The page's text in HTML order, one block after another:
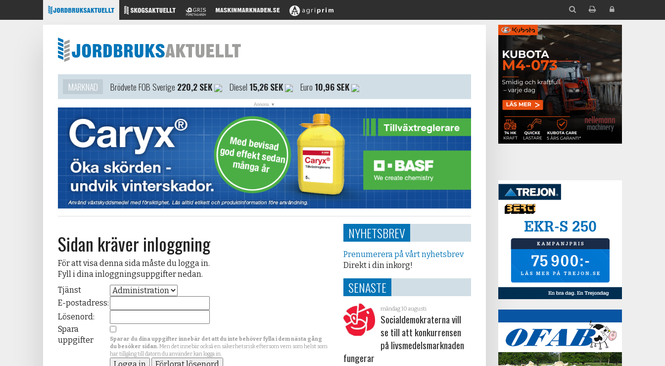
MARKNAD Brödvete FOB Sverige 220,2 SEK Diesel 15,26 SEK Euro 10,96 SEK
Sidan kräver inloggning
För att visa denna sida måste du logga in.
Fyll i dina inloggningsuppgifter nedan.
Tjänst
E-postadress:
Lösenord:
Spara
uppgifter
Sparar du dina uppgifter innebär det att du inte behöver fylla i dem nästa gång
du besöker sidan.Men det innebär också en säkerhetsrisk eftersom vem som helst som
har tillgång till datorn du använder kan logga in.
NYHETSBREV
Prenumerera på vårt nyhetsbrev
Direkt i din inkorg!
SENASTE
måndag 10 augusti
Socialdemokraterna vill
se till att konkurrensen
på livsmedelsmarknaden
fungerar